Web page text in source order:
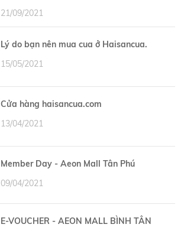
21/09/2021
Lý do bạn nên mua cua ở Haisancua.
15/05/2021
Cửa hàng haisancua.com
13/04/2021
Member Day - Aeon Mall Tân Phú
09/04/2021
E-VOUCHER - AEON MALL BÌNH TÂN